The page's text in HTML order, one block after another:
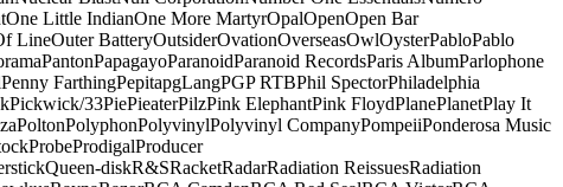
One Little IndianOne More MartyrOpalOpenOpen Bar
LineOuter BatteryOutsiderOvationOverseasOwlOysterPabloPablo
PantonPapagayoParanoidParanoid RecordsParis AlbumParlophone
Penny FarthingPepitapgLangPGP RTBPhil SpectorPhiladelphia
Pickwick/33PiePieaterPilzPink ElephantPink FloydPlanePlanetPlay It
PoltonPolyphonPolyvinylPolyvinyl CompanyPompeiiPonderosa Music
ProbeProdigalProducer
Queen-diskR&SRacketRadarRadiation ReissuesRadiation